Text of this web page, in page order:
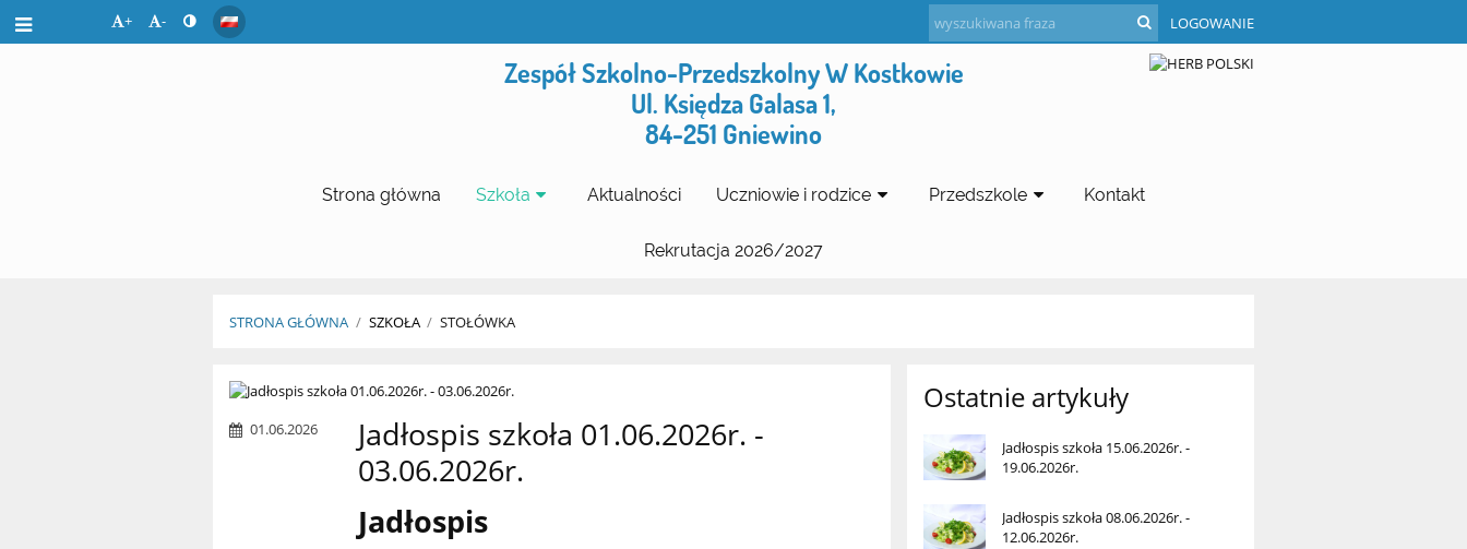
+ - LOGOWANIE
Zespół Szkolno-Przedszkolny W Kostkowie
Ul. Księdza Galasa 1,
84-251 Gniewino
Strona główna Szkoła Aktualności Uczniowie i rodzice Przedszkole Kontakt
Rekrutacja 2026/2027
STRONA GŁÓWNA / SZKOŁA / STOŁÓWKA
Stołówka
01.06.2026
Jadłospis szkoła 01.06.2026r. -
03.06.2026r.
Jadłospis
Ostatnie artykuły
Jadłospis szkoła 15.06.2026r. -
19.06.2026r.
Jadłospis szkoła 08.06.2026r. -
12.06.2026r.